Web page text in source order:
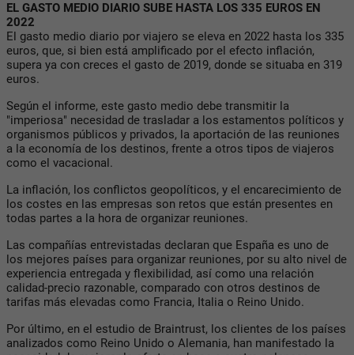
EL GASTO MEDIO DIARIO SUBE HASTA LOS 335 EUROS EN
2022
El gasto medio diario por viajero se eleva en 2022 hasta los 335
euros, que, si bien está amplificado por el efecto inflación,
supera ya con creces el gasto de 2019, donde se situaba en 319
euros.
Según el informe, este gasto medio debe transmitir la
"imperiosa" necesidad de trasladar a los estamentos políticos y
organismos públicos y privados, la aportación de las reuniones
a la economía de los destinos, frente a otros tipos de viajeros
como el vacacional.
La inflación, los conflictos geopolíticos, y el encarecimiento de
los costes en las empresas son retos que están presentes en
todas partes a la hora de organizar reuniones.
Las compañías entrevistadas declaran que España es uno de
los mejores países para organizar reuniones, por su alto nivel de
experiencia entregada y flexibilidad, así como una relación
calidad-precio razonable, comparado con otros destinos de
tarifas más elevadas como Francia, Italia o Reino Unido.
Por último, en el estudio de Braintrust, los clientes de los países
analizados como Reino Unido o Alemania, han manifestado la